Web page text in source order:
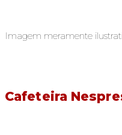
Imagem meramente
Cafeteira